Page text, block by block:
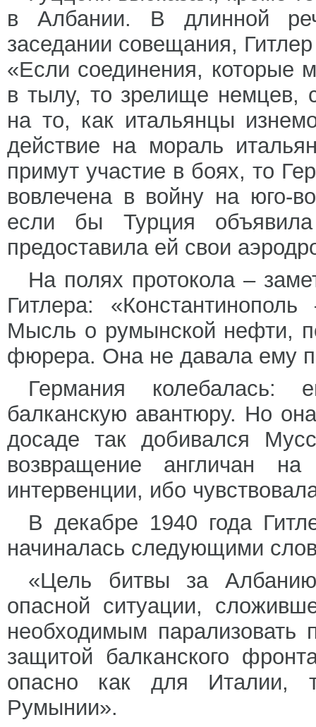
в Албании. В длинной
заседании совещания,
«Если соединения, которые
в тылу, то зрелище немцев,
на то, как итальянцы
действие на мораль
примут участие в боях, то
вовлечена в войну на юго-
если бы Турция
предоставила ей свои
На полях протокола –
Гитлера:
Мысль о румынской нефти,
фюрера. Она не давала ему
Германия колебалась:
балканскую авантюру. Но
досаде так добивался
возвращение англичан
интервенции, ибо
В декабре 1940 года
начиналась следующими
«Цель битвы за
опасной ситуации,
необходимым парализовать
защитой балканского
опасно как для Италии,
Румынии».